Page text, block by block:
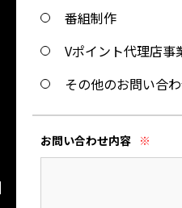
番組制作
Vポイント代理店事
その他のお問い合
お問い合わせ内容 ※